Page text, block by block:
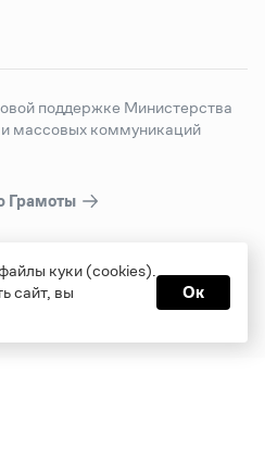
поддержке Министерства
и массовых коммуникаций
Грамоты
СМИ: ЭЛ № ФС 77 - 84700,
Мотка
куки (cookies).
сайт, вы
Ок